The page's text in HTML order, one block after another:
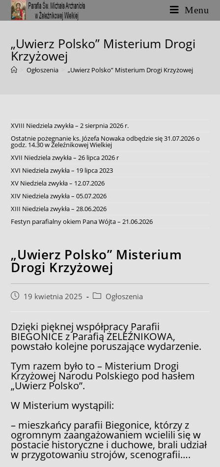
Skip
content
Menu
„Uwierz Polsko” Misterium Drogi
Krzyżowej
Ogłoszenia „Uwierz Polsko” Misterium Drogi Krzyżowej
XVIII Niedziela zwykła – 2 sierpnia 2026 r.
Ostatnie pożegnanie ks. Józefa Nowaka odbędzie się 31.07.2026 o
godz. 14.30 w Żeleźnikowej Wielkiej
XVII Niedziela zwykła – 26 lipca 2026 r
XVI Niedziela zwykła – 19 lipca 2023
XV Niedziela zwykła – 12.07.2026
XIV Niedziela zwykła – 05.07.2026
XIII Niedziela zwykła – 28.06.2026
Festyn parafialny okiem Pana Wójta – 21.06.2026
„Uwierz Polsko” Misterium
Drogi Krzyżowej
Post19 kwietnia 2025
PostOgłoszenia
Dzięki pięknej współpracy Parafii
BIEGONICE z Parafią ŻELEŹNIKOWA,
powstało kolejne poruszające wydarzenie.
Tym razem było to – Misterium Drogi
Krzyżowej Narodu Polskiego pod hasłem
„Uwierz Polsko”.
W Misterium wystąpili:
– mieszkańcy parafii Biegonice, którzy z
ogromnym zaangażowaniem wcielili się w
postacie historyczne i duchowe, brali udział
w przygotowaniu strojów, scenografii….